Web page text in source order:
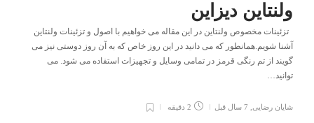
ولنتاین دیزاین
تزئینات مخصوص ولنتاین در این مقاله می خواهیم با اصول و تزئینات ولنتاین
آشنا شویم.همانطور که می دانید در این روز خاص که به آن روز دوستی نیز می
گویند از تم رنگی قرمز در تمامی وسایل و تجهیزات استفاده می شود. می
توانید…
شایان رضایی 7 سال قبل 2 دقیقه